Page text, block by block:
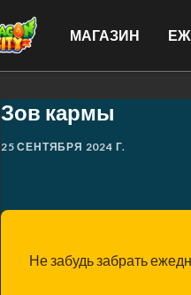
МАГАЗИН
Зов кармы
25 СЕНТЯБРЯ 2024 Г.
Не забудь забрать